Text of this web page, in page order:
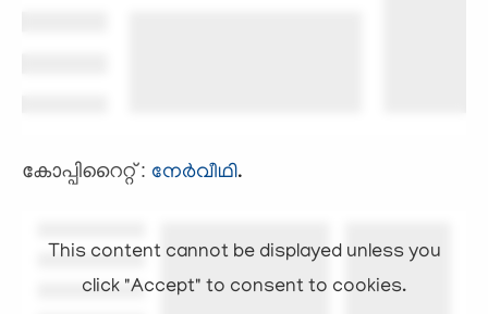
കോപ്പിറൈറ്റ് : നേര്‍വീഥി.
This content cannot be displayed unless you
click "Accept" to consent to cookies.